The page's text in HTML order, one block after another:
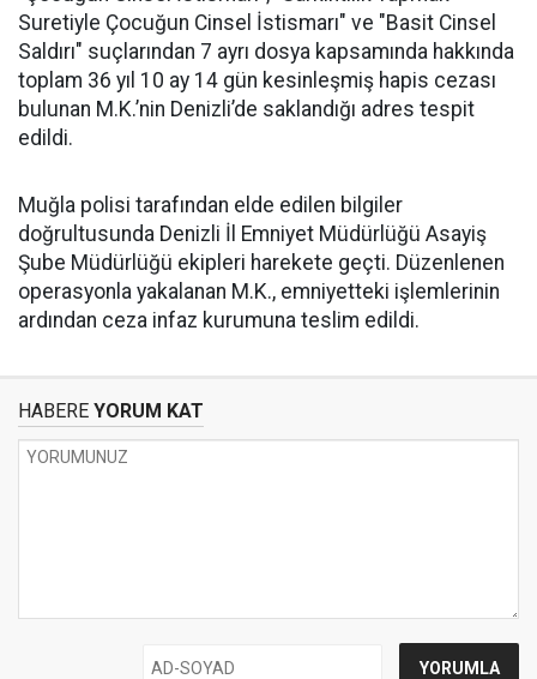
Suretiyle Çocuğun Cinsel İstismarı" ve "Basit Cinsel
Saldırı" suçlarından 7 ayrı dosya kapsamında hakkında
toplam 36 yıl 10 ay 14 gün kesinleşmiş hapis cezası
bulunan M.K.’nin Denizli’de saklandığı adres tespit
edildi.
Muğla polisi tarafından elde edilen bilgiler
doğrultusunda Denizli İl Emniyet Müdürlüğü Asayiş
Şube Müdürlüğü ekipleri harekete geçti. Düzenlenen
operasyonla yakalanan M.K., emniyetteki işlemlerinin
ardından ceza infaz kurumuna teslim edildi.
HABERE YORUM KAT